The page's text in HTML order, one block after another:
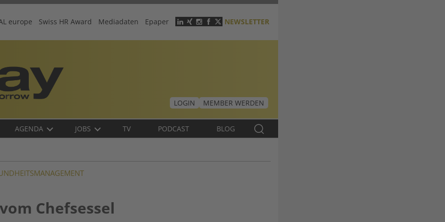
Header
menu
europe Swiss HR Award Mediadaten Epaper NEWSLETTER
LOGIN
MEMBER WERDEN
AGENDA JOBS TV PODCAST BLOG
Chefsessel